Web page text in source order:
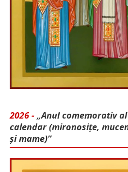
2026 - „Anul comemorativ
calendar (mironosițe,
și mame)”